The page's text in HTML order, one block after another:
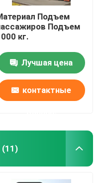
Подъем
Подъем
кг.
Лучшая цена
контактные
(11)